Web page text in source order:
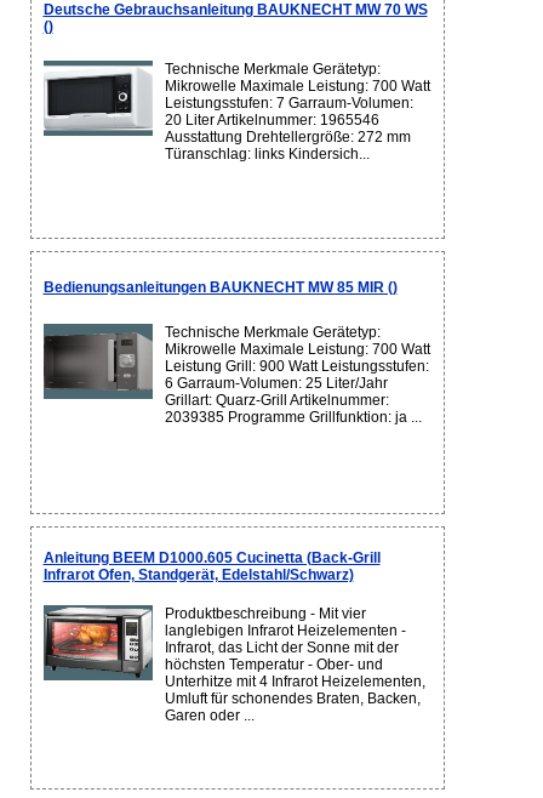
Deutsche Gebrauchsanleitung BAUKNECHT MW 70 WS
()
Technische Merkmale Gerätetyp:
Mikrowelle Maximale Leistung: 700 Watt
Leistungsstufen: 7 Garraum-Volumen:
20 Liter Artikelnummer: 1965546
Ausstattung Drehtellergröße: 272 mm
Türanschlag: links Kindersich...
Bedienungsanleitungen BAUKNECHT MW 85 MIR ()
Technische Merkmale Gerätetyp:
Mikrowelle Maximale Leistung: 700 Watt
Leistung Grill: 900 Watt Leistungsstufen:
6 Garraum-Volumen: 25 Liter/Jahr
Grillart: Quarz-Grill Artikelnummer:
2039385 Programme Grillfunktion: ja ...
Anleitung BEEM D1000.605 Cucinetta (Back-Grill
Infrarot Ofen, Standgerät, Edelstahl/Schwarz)
Produktbeschreibung - Mit vier
langlebigen Infrarot Heizelementen -
Infrarot, das Licht der Sonne mit der
höchsten Temperatur - Ober- und
Unterhitze mit 4 Infrarot Heizelementen,
Umluft für schonendes Braten, Backen,
Garen oder ...